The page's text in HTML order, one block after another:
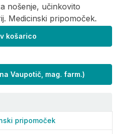
nošenje, učinkovito
Medicinski pripomoček.
košarico
Vaupotič, mag. farm.)
pripomoček